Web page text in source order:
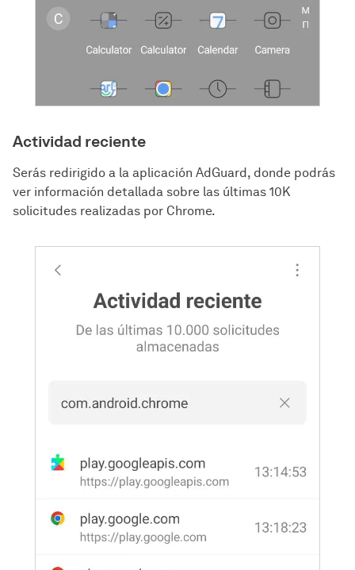
Actividad reciente
Serás redirigido a la aplicación AdGuard, donde podrás
ver información detallada sobre las últimas 10K
solicitudes realizadas por Chrome.